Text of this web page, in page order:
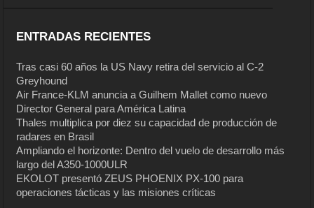
ENTRADAS RECIENTES
Tras casi 60 años la US Navy retira del servicio al C-2
Greyhound
Air France-KLM anuncia a Guilhem Mallet como nuevo
Director General para América Latina
Thales multiplica por diez su capacidad de producción de
radares en Brasil
Ampliando el horizonte: Dentro del vuelo de desarrollo más
largo del A350-1000ULR
EKOLOT presentó ZEUS PHOENIX PX-100 para
operaciones tácticas y las misiones críticas